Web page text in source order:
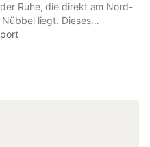
Ruhe, die direkt am Nord-
liegt. Dieses
großzügigen 1200 qm
Zur Nutzung stehen
ein Motorboot (ohne